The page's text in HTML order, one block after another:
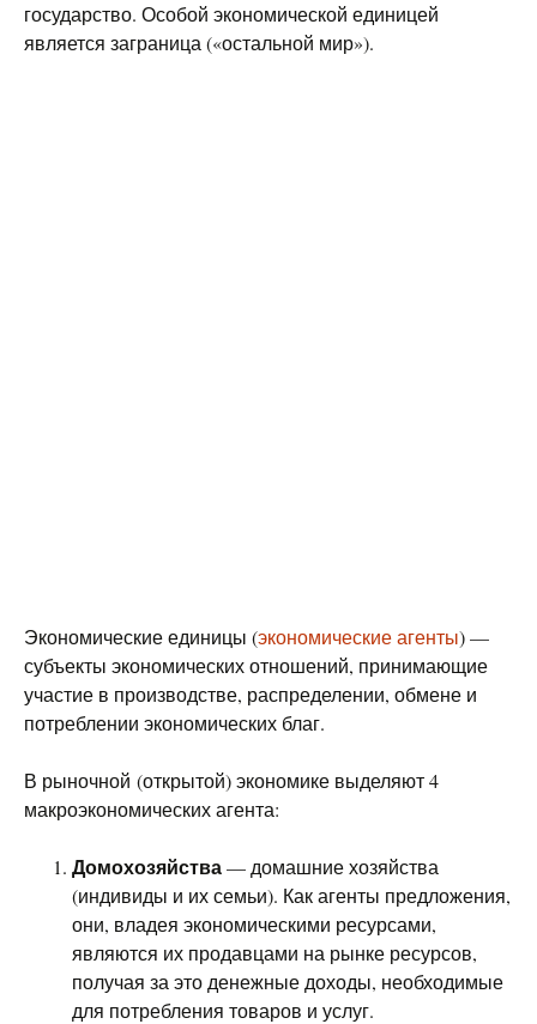
государство. Особой экономической единицей
является заграница («остальной мир»).
Экономические единицы (экономические агенты) —
субъекты экономических отношений, принимающие
участие в производстве, распределении, обмене и
потреблении экономических благ.
В рыночной (открытой) экономике выделяют 4
макроэкономических агента:
Домохозяйства— домашние хозяйства
(индивиды и их семьи). Как агенты предложения,
они, владея экономическими ресурсами,
являются их продавцами на рынке ресурсов,
получая за это денежные доходы, необходимые
для потребления товаров и услуг.